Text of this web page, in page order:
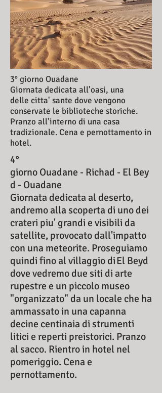
3° giorno Ouadane
Giornata dedicata all'oasi, una
delle citta' sante dove vengono
conservate le biblioteche storiche.
Pranzo all'interno di una casa
tradizionale. Cena e pernottamento in
hotel.
4°
giorno Ouadane - Richad - El Bey
d - Ouadane
Giornata dedicata al deserto,
andremo alla scoperta di uno dei
crateri piu' grandi e visibili da
satellite, provocato dall'impatto
con una meteorite. Proseguiamo
quindi fino al villaggio di El Beyd
dove vedremo due siti di arte
rupestre e un piccolo museo
"organizzato" da un locale che ha
ammassato in una capanna
decine centinaia di strumenti
litici e reperti preistorici. Pranzo
al sacco. Rientro in hotel nel
pomeriggio. Cena e
pernottamento.